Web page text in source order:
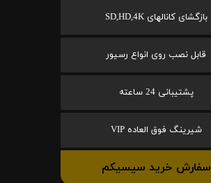
بازگشای کانالهای SD,HD,4K
قابل نصب روی انواع رسیور
پشتیبانی 24 ساعته
شیرینگ فوق العاده VIP
سفارش خرید سیسیکم